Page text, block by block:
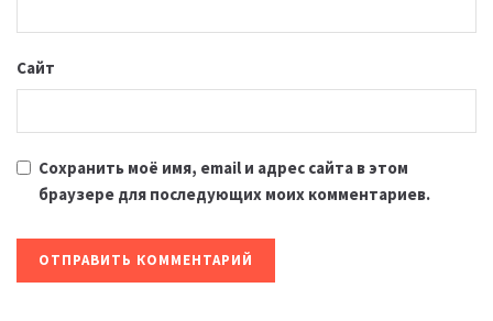
Сайт
Сохранить моё имя, email и адрес сайта в этом
браузере для последующих моих комментариев.